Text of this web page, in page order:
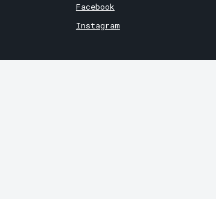
Facebook
Instagram